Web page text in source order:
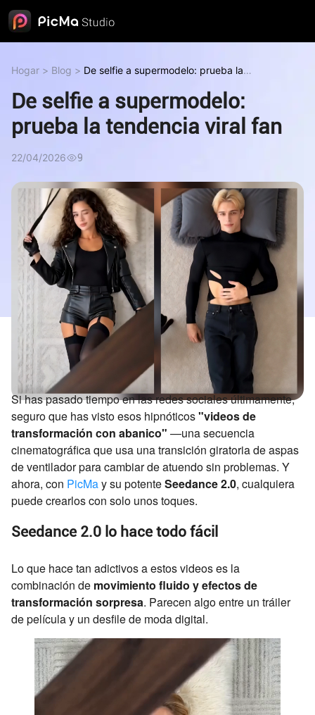
Hogar > Blog > De selfie a supermodelo: prueba la
De selfie a supermodelo:
prueba la tendencia viral fan
22/04/2026 9
Si has pasado tiempo en las redes sociales últimamente,
seguro que has visto esos hipnóticos"videos de
transformación con abanico" —una secuencia
cinematográfica que usa una transición giratoria de aspas
de ventilador para cambiar de atuendo sin problemas. Y
ahora, con PicMay su potenteSeedance 2.0, cualquiera
puede crearlos con solo unos toques.
Seedance 2.0 lo hace todo fácil
Lo que hace tan adictivos a estos videos es la
combinación de movimiento fluido y efectos de
transformación sorpresa. Parecen algo entre un tráiler
de película y un desfile de moda digital.